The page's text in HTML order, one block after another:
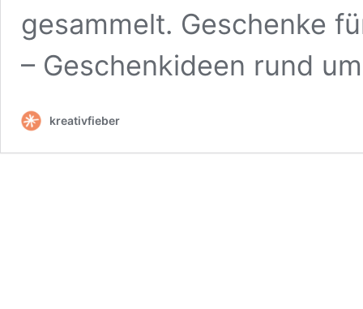
gesammelt. Geschenke
– Geschenkideen rund
kreativfieber